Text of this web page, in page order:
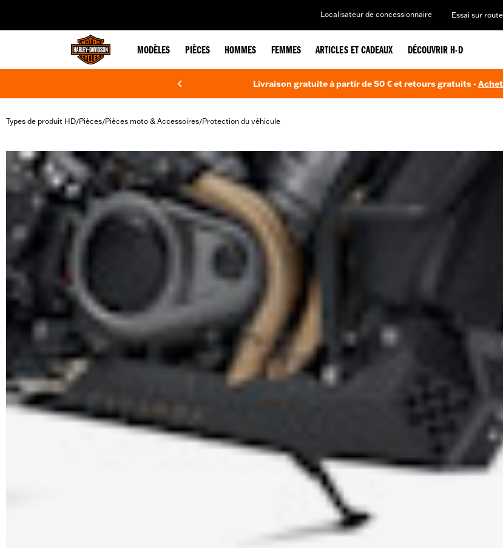
Localisateur de concessionnaire Essai sur route
MODÈLES PIÈCES HOMMES FEMMES ARTICLES ET CADEAUX DÉCOUVRIR H-D
Livraison gratuite à partir de 50 € et retours gratuits -
Types de produit HD/Pièces/Pièces moto & Accessoires/Protection du véhicule